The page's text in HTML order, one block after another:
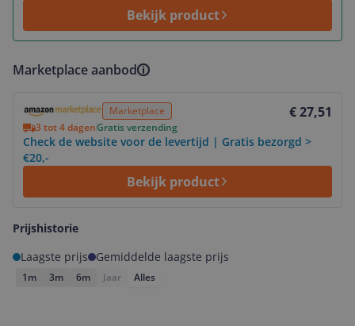
Bekijk product
Marketplace aanbod
Marketplace € 27,51
3 tot 4 dagenGratis verzending
Check de website voor de levertijd | Gratis bezorgd >
€20,-
Bekijk product
Prijshistorie
Laagste prijs
Gemiddelde laagste prijs
1m 3m 6m Jaar Alles